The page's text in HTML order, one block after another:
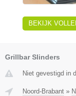
BEKIJK
Grillbar Slinders
Niet gevestigd in
Noord-Brabant »